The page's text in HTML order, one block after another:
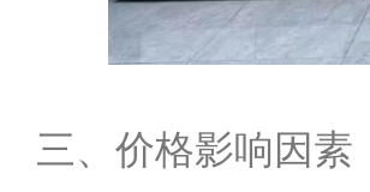
三、价格影响因素